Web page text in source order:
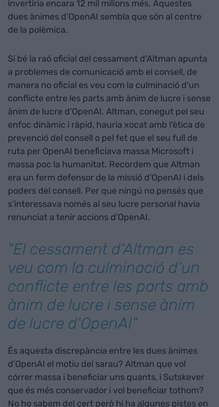
invertiria encara 12 mil milions més. Aquestes
dues ànimes d’OpenAI sembla que són al centre
de la polèmica.
Si bé la raó oficial del cessament d'Altman apunta
a problemes de comunicació amb el consell, de
manera no oficial es veu com la culminació d'un
conflicte entre les parts amb ànim de lucre i sense
ànim de lucre d'OpenAI. Altman, conegut pel seu
enfoc dinàmic i ràpid, hauria xocat amb l'ètica de
prevenció del consell o pel fet que el seu full de
ruta per OpenAI beneficiava massa Microsoft i
massa poc la humanitat. Recordem que Altman
era un ferm defensor de la missió d’OpenAI i dels
poders del consell. Per que ningú no pensés que
s’interessava només al seu lucre personal havia
renunciat a tenir accions d’OpenAI.
"El cessament d'Altman es
veu com la culminació d'un
conflicte entre les parts amb
ànim de lucre i sense ànim
de lucre d'OpenAI"
És aquesta discrepància entre les dues ànimes
d’OpenAI el motiu del sarau? Altman que vol
córrer massa i beneficiar uns quants, i Sutskever
que és més conservador i vol beneficiar tothom?
No ho sabem del cert però hi ha algunes pistes en